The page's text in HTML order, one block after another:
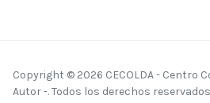
Copyright © 2026 CECOLDA - Centro
Autor -. Todos los derechos